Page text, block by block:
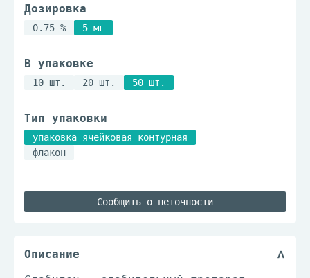
Дозировка
0.75 % 5 мг
В упаковке
10 шт. 20 шт. 50 шт.
Тип упаковки
упаковка ячейковая контурная
флакон
Сообщить о неточности
Описание